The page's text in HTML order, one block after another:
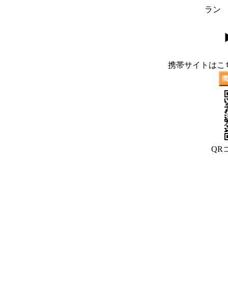
ラン
携帯サイトはこ
QR